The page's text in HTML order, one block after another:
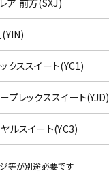
(YIN)
クススイート(YC1)
プレックススイート(YJD)
ルスイート(YC3)
等が別途必要です